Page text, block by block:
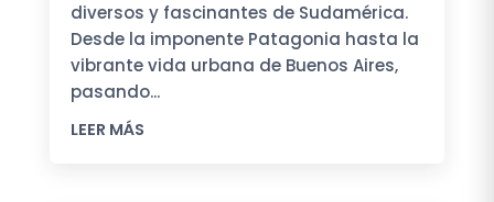
diversos y fascinantes de Sudamérica.
Desde la imponente Patagonia hasta la
vibrante vida urbana de Buenos Aires,
pasando...
LEER MÁS